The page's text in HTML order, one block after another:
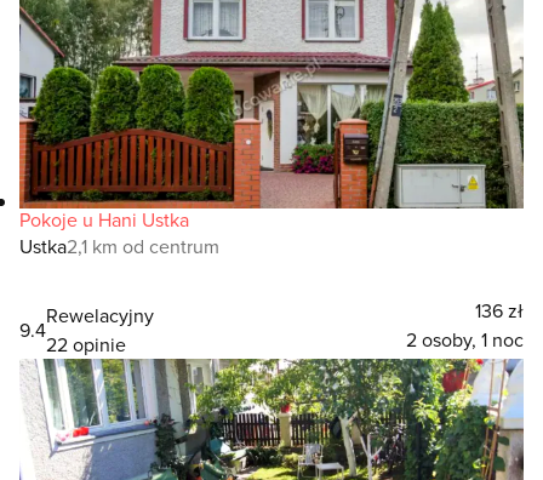
Pokoje u Hani Ustka
Ustka2,1 km od centrum
9.4
Rewelacyjny
22 opinie
136 zł
2 osoby, 1 noc